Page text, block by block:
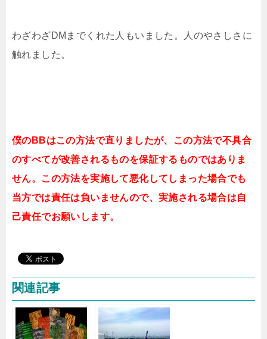
わざわざDMまでくれた人もいました。人のやさしさに
触れました。
僕のBBはこの方法で直りましたが、この方法で不具合
のすべてが改善されるものを保証するものではありま
せん。この方法を実施して悪化してしまった場合でも
当方では責任は負いませんので、実施される場合は自
己責任でお願いします。
関連記事